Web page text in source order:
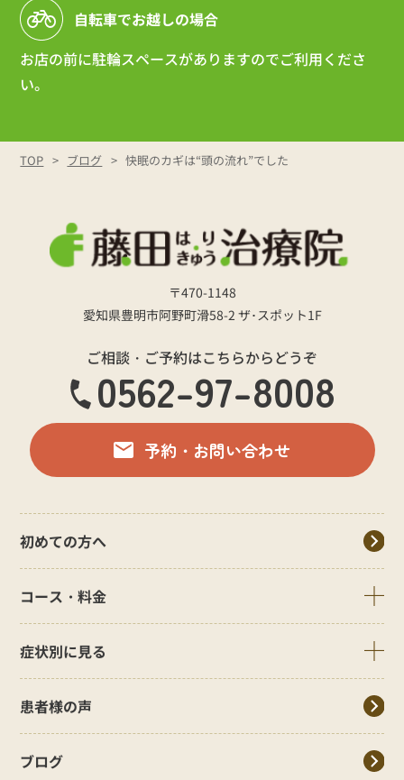
自転車でお越しの場合
お店の前に駐輪スペースがありますのでご利用くださ
い。
TOP ブログ 快眠のカギは“頭の流れ”でした
〒470-1148
愛知県豊明市阿野町滑58-2 ザ･スポット1F
ご相談・ご予約はこちらからどうぞ
0562-97-8008
予約・お問い合わせ
初めての方へ
コース・料金
症状別に見る
患者様の声
ブログ